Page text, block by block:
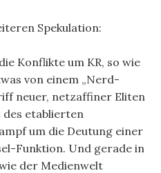
Spekulation:
Konflikte um KR, so wie
von einem „Nerd-
neuer, netzaffiner Eliten
des etablierten
um die Deutung einer
Funktion. Und gerade in
der Medienwelt